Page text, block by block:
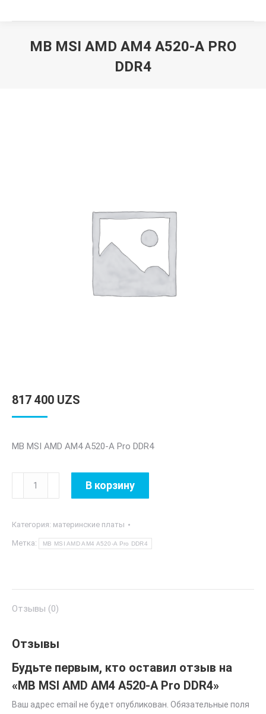
MB MSI AMD AM4 A520-A PRO
DDR4
817 400 UZS
MB MSI AMD AM4 A520-A Pro DDR4
Количество
товара
MSI
AMD
A
Pro
В корзину
Категория: материнские платы
Метка: MB MSI AMD AM4 A520-A Pro DDR4
Отзывы (0)
Отзывы
Будьте первым, кто оставил отзыв на
«MB MSI AMD AM4 A520-A Pro DDR4»
Ваш адрес email не будет опубликован. Обязательные поля